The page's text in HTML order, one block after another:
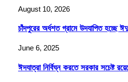
August 10, 2026
চাঁদপুরের অর্ধশত গ্রামে উদযাপিত হচ্ছে
June 6, 2025
ঈদযাত্রা নির্বিঘ্ন করতে সরকার সচেষ্ট